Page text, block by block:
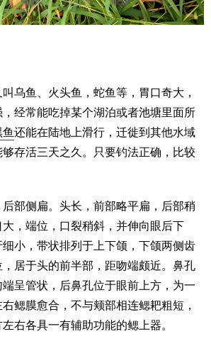
叫乌鱼、火头鱼，蛇鱼等，胃口奇大，
经常能吃掉某个湖泊或者池塘里面所
还能在陆地上滑行，迁徙到其他水域
存活三天之久。只要钓法正确，比较
部侧扁。头长，前部略平扁，后部稍
，端位，口裂稍斜，并伸向眼后下
小，带状排列于上下颌，下颌两侧齿
居于头的前半部，距吻端颇近。鼻孔
呈管状，后鼻孔位于眼前上方，为一
鳃膜愈合，不与颊部相连鳃耙粗短，
右各具一有辅助功能的鳃上器。